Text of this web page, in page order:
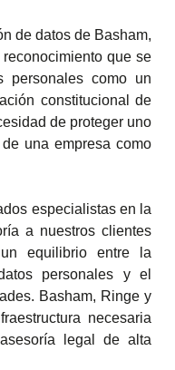
de datos de Basham,
que se
personales como un
constitucional de
de proteger uno
una empresa como
especialistas en la
a nuestros clientes
equilibrio entre la
personales y el
Basham, Ringe y
necesaria
legal de alta